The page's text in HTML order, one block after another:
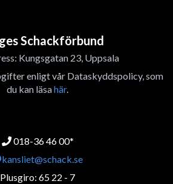
Schackförbund
Kungsgatan 23, Uppsala
enligt vår Dataskyddspolicy, som
du kan läsahär.
018-36 46 00*
kansliet@schack.se
Plusgiro: 65 22 - 7